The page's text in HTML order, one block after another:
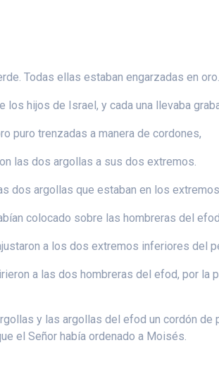
Todas ellas estaban engarzadas en oro.
hijos de Israel, y cada una llevaba
puro trenzadas a manera de cordones,
las dos argollas a sus dos extremos.
dos argollas que estaban en los
colocado sobre las hombreras del
a los dos extremos inferiores del
a las dos hombreras del efod, por la
y las argollas del efod un cordón
el Señor había ordenado a Moisés.